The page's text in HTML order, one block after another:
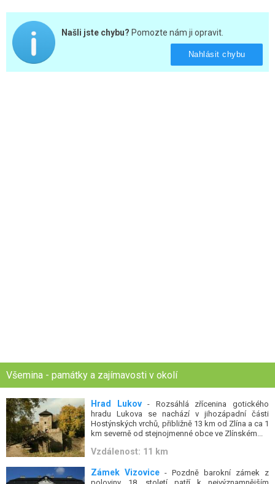
Našli jste chybu? Pomozte nám ji opravit.
Nahlásit chybu
Všemina - památky a zajímavosti v okolí
Hrad Lukov- Rozsáhlá zřícenina gotického
hradu Lukova se nachází v jihozápadní části
Hostýnských vrchů, přibližně 13 km od Zlína a ca 1
km severně od stejnojmenné obce ve Zlínském...
Vzdálenost: 11 km
Zámek Vizovice - Pozdně barokní zámek z